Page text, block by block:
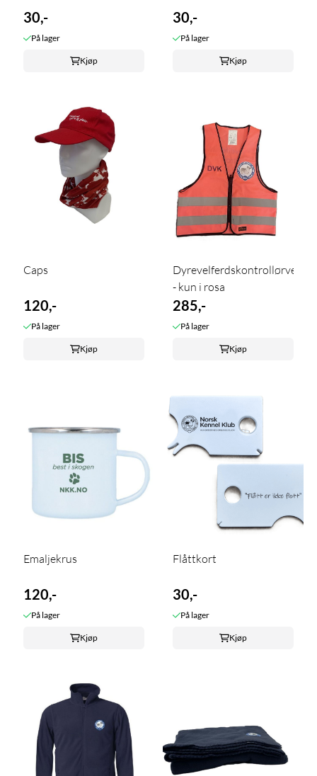
30,-
På lager
Kjøp
30,-
På lager
Kjøp
Caps
120,-
På lager
Kjøp
Dyrevelferdskontrollørvest
- kun i rosa
285,-
På lager
Kjøp
Emaljekrus
120,-
På lager
Kjøp
Flåttkort
30,-
På lager
Kjøp